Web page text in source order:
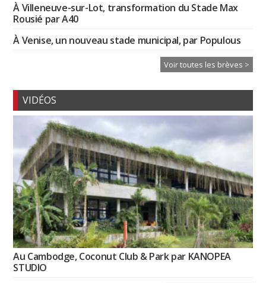
À Villeneuve-sur-Lot, transformation du Stade Max
Rousié par A40
À Venise, un nouveau stade municipal, par Populous
Voir toutes les brèves >
VIDÉOS
Au Cambodge, Coconut Club & Park par KANOPEA
STUDIO